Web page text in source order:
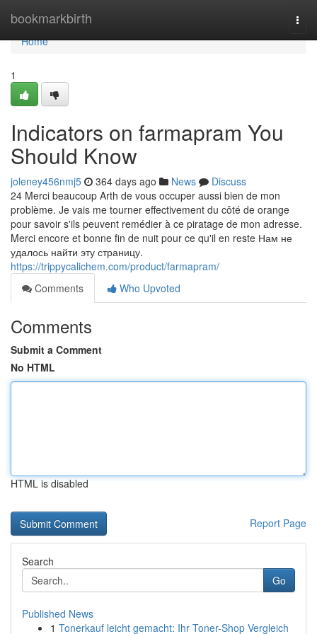
bookmarkbirth
Home
Home
1
Indicators on farmapram You
Should Know
joleney456nmj5 364 days ago News
Discuss
24 Merci beaucoup Arth de vous occuper aussi bien de mon
problème. Je vais me tourner effectivement du côté de orange
pour savoir s'ils peuvent remédier à ce piratage de mon adresse.
Merci encore et bonne fin de nuit pour ce qu'il en reste Нам не
удалось найти эту страницу.
https://trippycalichem.com/product/farmapram/
Comments
Who Upvoted
Comments
Submit a Comment
No HTML
HTML is disabled
Report Page
Search
Go
Published News
1 Tonerkauf leicht gemacht: Ihr Toner-Shop Vergleich